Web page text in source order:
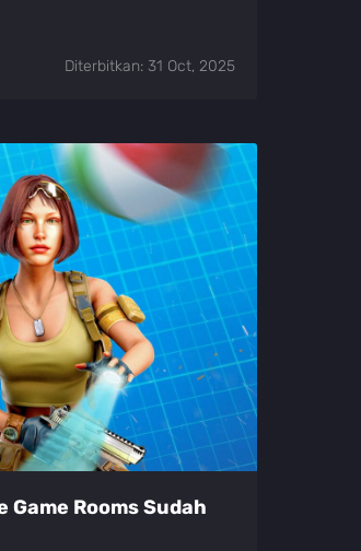
Diterbitkan: 31 Oct, 2025
Rooms Sudah